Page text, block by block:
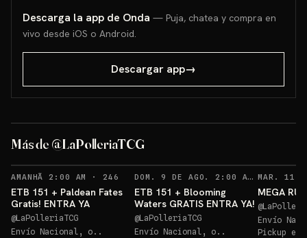
Descarga la app de Onda — Puja, chatea y compra en
vivo desde iOS o Android.
Descargar app→
Más de @LaPolleriaTCG
Sorteos: ETB Paldean GRATIS +10 más →
AMANHÃ 2:00 AM · 246 RECORDATORIOS
ETB 151 + Paldean Fates
Gratis! ENTRA YA
@LaPolleriaTCG
Envío Nacional, o..
DOM. 9 DE AGO. 2:00 AM ·258
ETB 151 + Blooming
Waters GRATIS ENTRA YA!
@LaPolleriaTCG
Envío Nacional, o..
MEGA
@
Envío
Pickup en